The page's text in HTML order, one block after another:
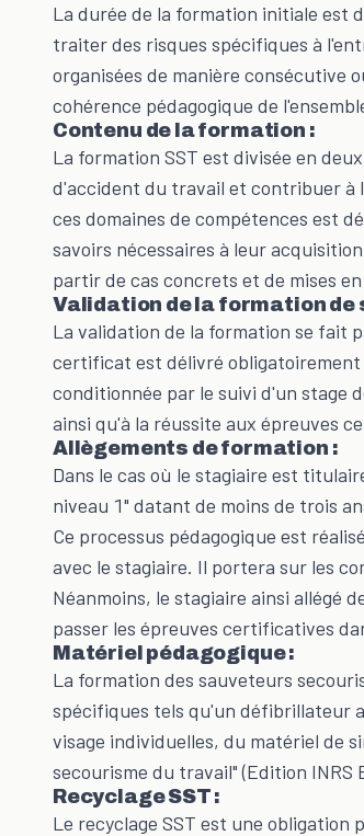
La durée de la formation initiale est
traiter des risques spécifiques à
organisées de manière consécutive
cohérence pédagogique de
Contenu de la formation :
La formation SST est divisée en
d'accident du travail et contribuer à
ces domaines de compétences est
savoirs nécessaires à leur
partir de cas concrets et de mises
Validation de la formation
La validation de la formation se fait
certificat est délivré obligatoirement
conditionnée par le suivi d'un stage
ainsi qu'à la réussite aux épreuves
Allègements de formation :
Dans le cas où le stagiaire est
niveau 1" datant de moins de trois
Ce processus pédagogique est
avec le stagiaire. Il portera sur les
Néanmoins, le stagiaire ainsi allégé
passer les épreuves certificatives
Matériel pédagogique :
La formation des sauveteurs
spécifiques tels qu'un défibrillateur
visage individuelles, du matériel de
secourisme du travail" (Edition INRS
Recyclage SST :
Le recyclage SST est une